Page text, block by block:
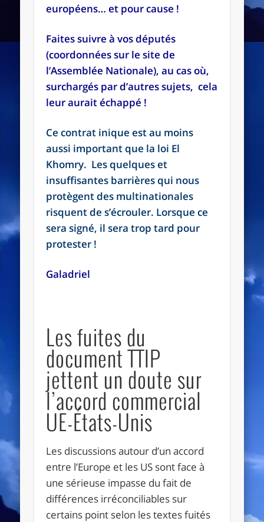
européens… et pour cause !
Faites suivre à vos députés
(coordonnées sur le site de
l’Assemblée Nationale), au cas où,
surchargés par d’autres sujets, cela
leur aurait échappé !
Ce contrat inique est au moins
aussi important que la loi El
Khomry. Les quelques et
insuffisantes barrières qui nous
protègent des multinationales
risquent de s’écrouler. Lorsque ce
sera signé, il sera trop tard pour
protester !
Galadriel
Les fuites du
document TTIP
jettent un doute sur
l’accord commercial
UE-États-Unis
Les discussions autour d’un accord
entre l’Europe et les US sont face à
une sérieuse impasse du fait de
différences irréconciliables sur
certains point selon les textes fuités